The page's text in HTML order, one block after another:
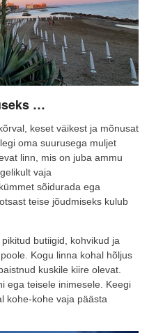
…
keset väikest ja mõnusat
oma suurusega muljet
linn, mis on juba ammu
vaja
sõidurada ega
teise jõudmiseks kulub
butiigid, kohvikud ja
Kogu linna kohal hõljus
kuskile kiire olevat.
ega teisele inimesele. Keegi
kohe-kohe vaja päästa